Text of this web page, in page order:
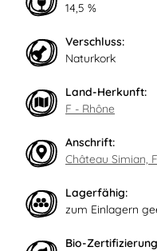
14,5 %
Verschluss:
Naturkork
Land-Herkunft:
F - Rhône
Anschrift:
Château Simian,
Lagerfähig:
zum Einlagern
Bio-